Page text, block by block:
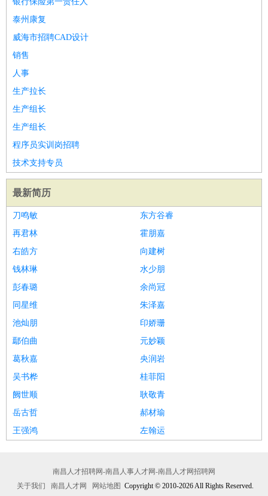
泰州康复
威海市招聘CAD设计
销售
人事
生产拉长
生产组长
生产组长
程序员实训岗招聘
技术支持专员
最新简历
刀鸣敏
东方谷睿
再君林
霍朋嘉
右皓方
向建树
钱林琳
水少朋
彭春璐
余尚冠
同星维
朱泽嘉
池灿朋
印娇珊
鄢伯曲
元妙颖
葛秋嘉
央润岩
吴书桦
桂菲阳
阙世顺
耿敬青
岳古哲
郝材瑜
王强鸿
左翰运
南昌人才招聘网-南昌人事人才网-南昌人才网招聘网
关于我们
南昌人才网 网站地图 Copyright © 2010-2026 All Rights Reserved.